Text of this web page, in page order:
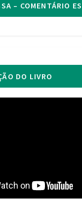
– COMENTÁRIO
DO LIVRO